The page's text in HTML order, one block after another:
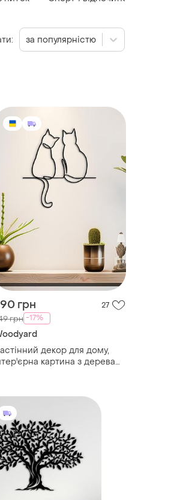
грн 27
грн -17%
декор для дому,
картина з дерева
за популярністю